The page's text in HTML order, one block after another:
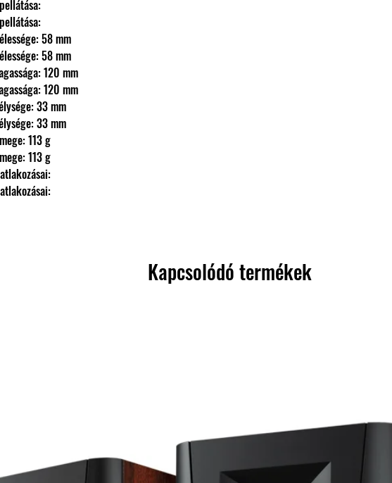
tápellátása:
tápellátása:
A vevő szélessége: 58 mm
A vevő szélessége: 58 mm
A vevő magassága: 120 mm
A vevő magassága: 120 mm
A vevő mélysége: 33 mm
A vevő mélysége: 33 mm
vevő tömege: 113 g
vevő tömege: 113 g
vevő csatlakozásai:
vevő csatlakozásai:
Kapcsolódó termékek